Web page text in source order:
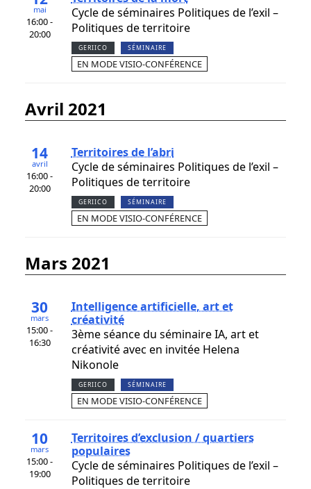
mai
16:00 -
20:00
Cycle de séminaires Politiques de l’exil –
Politiques de territoire
GERIICO SÉMINAIRE
EN MODE VISIO-CONFÉRENCE
avril 2021
14
avril
16:00 -
20:00
Territoires de l’abri
Cycle de séminaires Politiques de l’exil –
Politiques de territoire
GERIICO SÉMINAIRE
EN MODE VISIO-CONFÉRENCE
mars 2021
30
mars
15:00 -
16:30
Intelligence artificielle, art et
créativité
3ème séance du séminaire IA, art et
créativité avec en invitée Helena
Nikonole
GERIICO SÉMINAIRE
EN MODE VISIO-CONFÉRENCE
10
mars
15:00 -
19:00
Territoires d’exclusion / quartiers
populaires
Cycle de séminaires Politiques de l’exil –
Politiques de territoire